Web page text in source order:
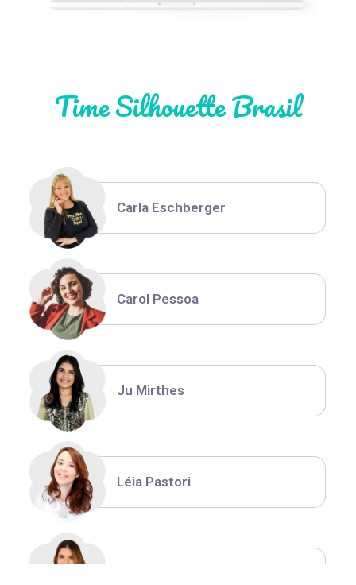
Time Silhouette Brasil
Thiara Ney
Carla Eschberger
Carol Pessoa
Ju Mirthes
Léia Pastori